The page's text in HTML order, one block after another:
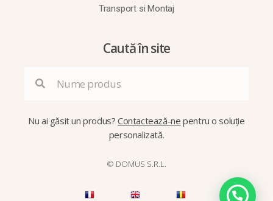
Transport si Montaj
Caută în site
Nu ai găsit un produs?Contactează-ne pentru o soluție
personalizată.
© DOMUS S.R.L.